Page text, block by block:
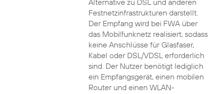
Alternative zu DSL und anderen
Festnetzinfrastrukturen darstellt.
Der Empfang wird bei FWA über
das Mobilfunknetz realisiert, sodass
keine Anschlüsse für Glasfaser,
Kabel oder DSL/VDSL erforderlich
sind. Der Nutzer benötigt lediglich
ein Empfangsgerät, einen mobilen
Router und einen WLAN-